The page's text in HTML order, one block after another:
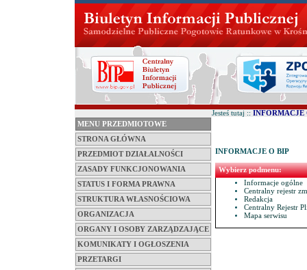
MENU PRZEDMIOTOWE
STRONA GŁÓWNA
PRZEDMIOT DZIAŁALNOŚCI
ZASADY FUNKCJONOWANIA
STATUS I FORMA PRAWNA
STRUKTURA WŁASNOŚCIOWA
ORGANIZACJA
ORGANY I OSOBY ZARZĄDZAJĄCE
KOMUNIKATY I OGŁOSZENIA
PRZETARGI
Jesteś tutaj :: INFORMACJE
INFORMACJE O BIP
Wybierz podmenu:
Informacje ogólne
Centralny rejestr
Redakcja
Centralny Rejestr
Mapa serwisu